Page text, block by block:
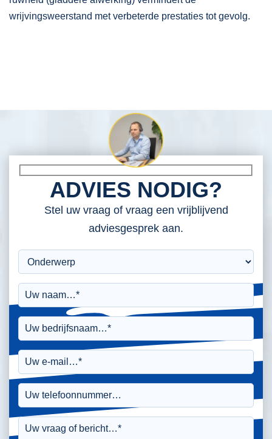
wrijvingsweerstand met verbeterde prestaties tot gevolg.
ADVIES NODIG?
Stel uw vraag of vraag een vrijblijvend
adviesgesprek aan.